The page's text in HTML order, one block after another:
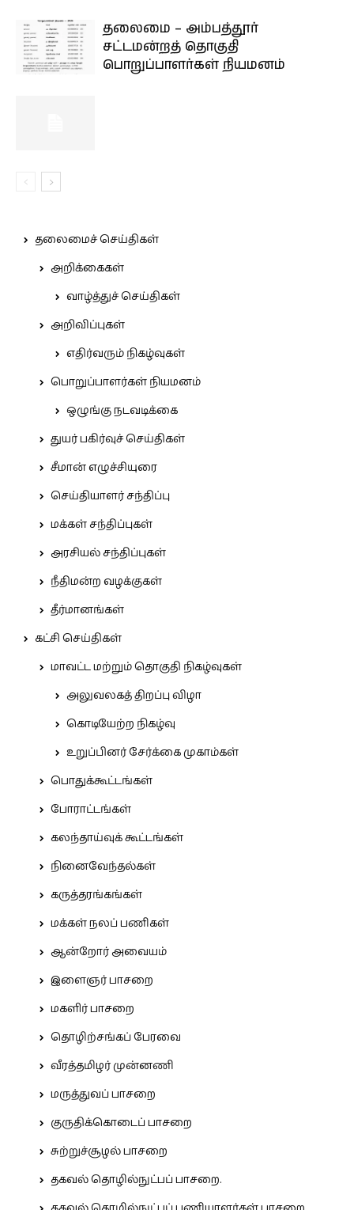
தலைமை – அம்பத்தூர்
சட்டமன்றத் தொகுதி
பொறுப்பாளர்கள் நியமனம்
தலைமைச் செய்திகள்
அறிக்கைகள்
வாழ்த்துச் செய்திகள்
அறிவிப்புகள்
எதிர்வரும் நிகழ்வுகள்
பொறுப்பாளர்கள் நியமனம்
ஒழுங்கு நடவடிக்கை
துயர் பகிர்வுச் செய்திகள்
சீமான் எழுச்சியுரை
செய்தியாளர் சந்திப்பு
மக்கள் சந்திப்புகள்
அரசியல் சந்திப்புகள்
நீதிமன்ற வழக்குகள்
தீர்மானங்கள்
கட்சி செய்திகள்
மாவட்ட மற்றும் தொகுதி நிகழ்வுகள்
அலுவலகத் திறப்பு விழா
கொடியேற்ற நிகழ்வு
உறுப்பினர் சேர்க்கை முகாம்கள்
பொதுக்கூட்டங்கள்
போராட்டங்கள்
கலந்தாய்வுக் கூட்டங்கள்
நினைவேந்தல்கள்
கருத்தரங்கங்கள்
மக்கள் நலப் பணிகள்
ஆன்றோர் அவையம்
இளைஞர் பாசறை
மகளிர் பாசறை
தொழிற்சங்கப் பேரவை
வீரத்தமிழர் முன்னணி
மருத்துவப் பாசறை
குருதிக்கொடைப் பாசறை
சுற்றுச்சூழல் பாசறை
தகவல் தொழில்நுட்பப் பாசறை.